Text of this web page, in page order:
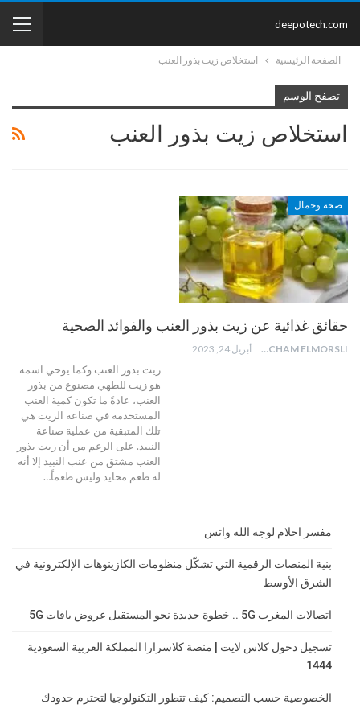
deepotech.com
الصفحة الرئيسية استخلاص زيت بذور العنب
تصفح الوسم
استخلاص زيت بذور العنب
صحة وجمال
حقائق غذائية عن زيت بذور العنب والفوائد الصحية
HICHAM ELMORSLI أبريل 24, 2023
زيت بذور العنب وكما يوحي اسمه
هو زيت للطهي مصنوع من بذور
العنب، عادةً ما تكون كمية العنب
المستخدمة في صناعة الزيت هي
تلك المتبقية من عملية صناعة
النبيذ. على الرغم من أن زيت بذور
العنب مشتق من عنب النبيذ إلا أنه
له طعم محايد وليس طعماً…
مفسر احلام لوجه الله واتس
بنية المنصات الرقمية التي تشكّل منظومات الكازينوهات الإلكترونية في
الشرق الأوسط
اتصالات المغرب 5G .. خطوة جديدة نحو المستقبل عروض باقات 5G
تسجيل دخول كلاس لايت | منصة كلاسرارا المملكة العربية السعودية
1444
الخصوصية حسب التصميم: كيف تتطور التكنولوجيا لتحترم حدودك